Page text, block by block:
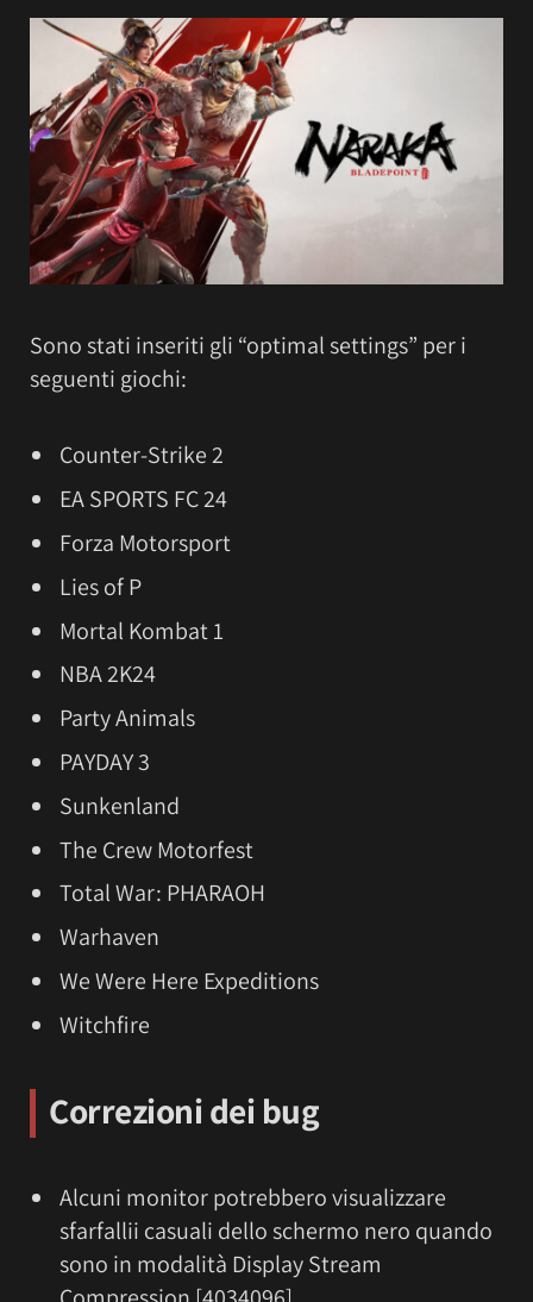
Sono stati inseriti gli “optimal settings” per i
seguenti giochi:
Counter-Strike 2
EA SPORTS FC 24
Forza Motorsport
Lies of P
Mortal Kombat 1
NBA 2K24
Party Animals
PAYDAY 3
Sunkenland
The Crew Motorfest
Total War: PHARAOH
Warhaven
We Were Here Expeditions
Witchfire
Correzioni dei bug
Alcuni monitor potrebbero visualizzare
sfarfallii casuali dello schermo nero quando
sono in modalità Display Stream